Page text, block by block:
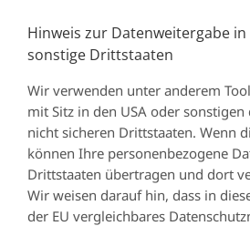
Hinweis zur Datenweitergabe in
sonstige Drittstaaten
Wir verwenden unter anderem
mit Sitz in den USA oder
nicht sicheren Drittstaaten. Wenn
können Ihre personenbezogene
Drittstaaten übertragen und dort
Wir weisen darauf hin, dass in
der EU vergleichbares